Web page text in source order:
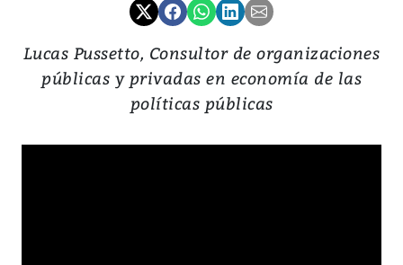
Lucas Pussetto, Consultor de organizaciones
públicas y privadas en economía de las
políticas públicas